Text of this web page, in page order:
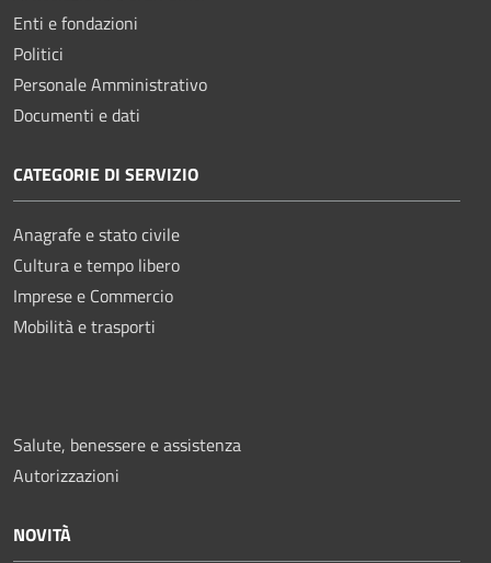
Enti e fondazioni
Politici
Personale Amministrativo
Documenti e dati
CATEGORIE DI SERVIZIO
Anagrafe e stato civile
Cultura e tempo libero
Imprese e Commercio
Mobilità e trasporti
Salute, benessere e assistenza
Autorizzazioni
NOVITÀ